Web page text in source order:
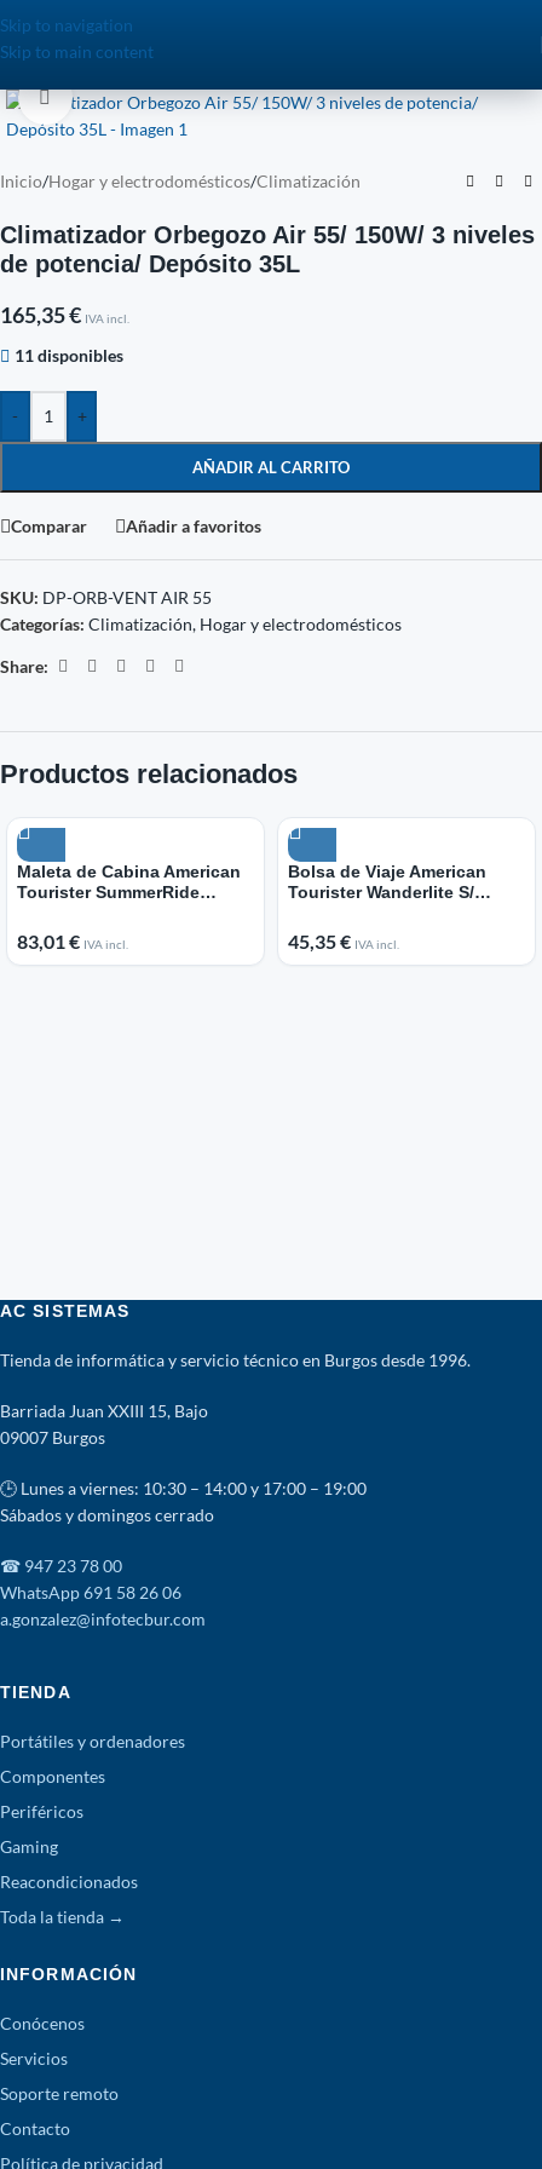
Skip to navigation
Skip to main content
Click to enlarge
Inicio/Hogar y electrodomésticos/Climatización
Climatizador Orbegozo Air 55/ 150W/ 3 niveles
de potencia/ Depósito 35L
165,35€ IVA incl.
11 disponibles
- +
AÑADIR AL CARRITO
Comparar Añadir a favoritos
SKU: DP-ORB-VENT AIR 55
Categorías: Climatización, Hogar y electrodomésticos
Share:
Productos relacionados
Maleta de Cabina American
Tourister SummerRide
4 Ruedas/ Negra
83,01€ IVA incl.
Bolsa de Viaje American
Tourister Wanderlite S/
45,35€ IVA incl.
AC SISTEMAS
Tienda de informática y servicio técnico en Burgos desde 1996.
Barriada Juan XXIII 15, Bajo
09007 Burgos
🕒 Lunes a viernes: 10:30 – 14:00 y 17:00 – 19:00
Sábados y domingos cerrado
☎ 947 23 78 00
WhatsApp 691 58 26 06
a.gonzalez@infotecbur.com
TIENDA
Portátiles y ordenadores
Componentes
Periféricos
Gaming
Reacondicionados
Toda la tienda →
INFORMACIÓN
Conócenos
Servicios
Soporte remoto
Contacto
Política de privacidad